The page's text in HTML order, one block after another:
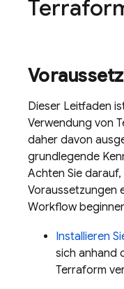
Dieser Leitfaden
Verwendung von
daher davon
grundlegende
Achten Sie
Voraussetzungen
Workflow
Installieren
sich anhand
Terraform